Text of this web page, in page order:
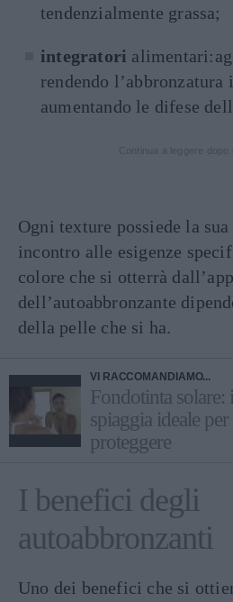
tendenzialmente grassa;
integratori
rendendo l’abbronzatura
aumentando le difese
Ogni texture possiede la
incontro alle esigenze
colore che si otterrà
dell’autoabbronzante
della pelle che si ha.
VI RACCOMANDIAMO...
Fondotinta solare:
spiaggia ideale
proteggere
I benefici degli
autoabbronzanti
Uno dei benefici che si